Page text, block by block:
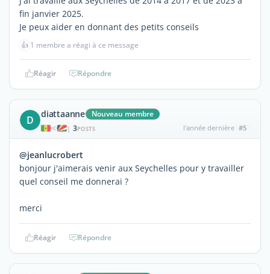
fin janvier 2025.
Je peux aider en donnant des petits conseils
👍 1 membre a réagi à ce message
Réagir Répondre
D diattaanne Nouveau membre
| 3POSTS l'année dernière #5
@jeanlucrobert
bonjour j'aimerais venir aux Seychelles pour y travailler
quel conseil me donnerai ?
merci
Réagir Répondre